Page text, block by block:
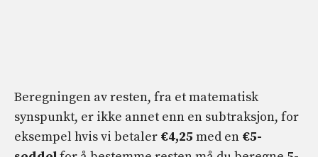
Beregningen av resten, fra et matematisk
synspunkt, er ikke annet enn en subtraksjon, for
eksempel hvis vi betaler €4,25 med en €5-